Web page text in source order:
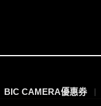
BIC CAMERA優惠券